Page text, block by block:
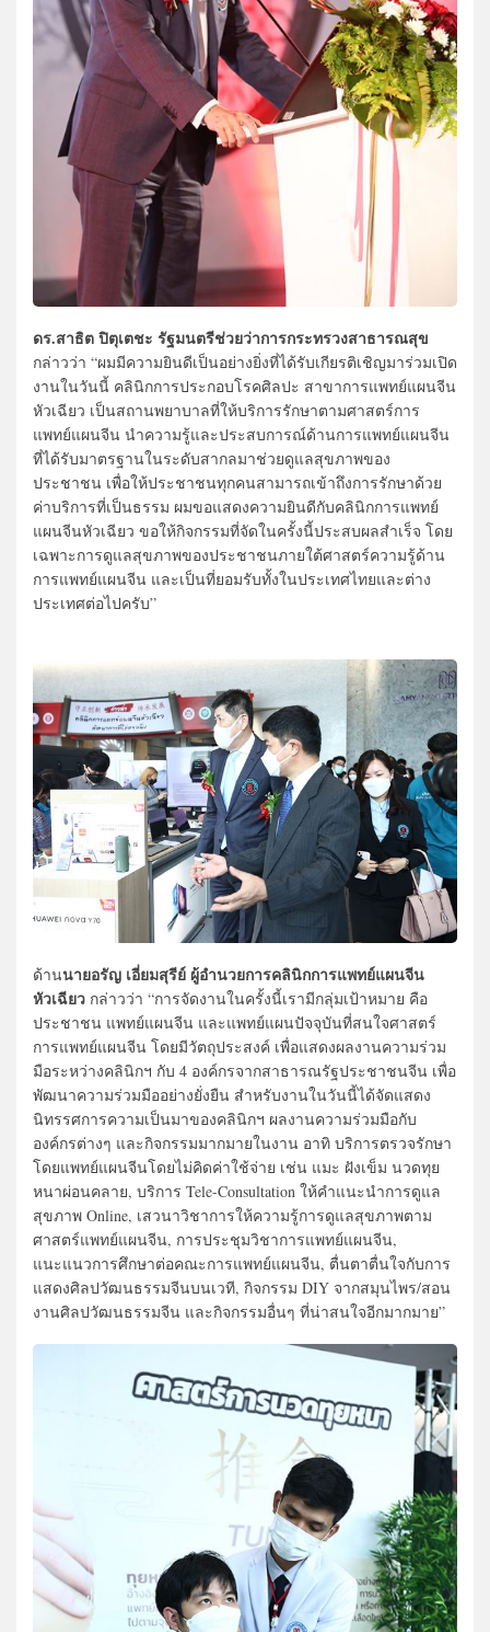
ดร.สาธิต ปิตุเตชะ รัฐมนตรีช่วยว่าการกระทรวงสาธารณสุข
กล่าวว่า “ผมมีความยินดีเป็นอย่างยิ่งที่ได้รับเกียรติเชิญมาร่วมเปิด
งานในวันนี้ คลินิกการประกอบโรคศิลปะ สาขาการแพทย์แผนจีน
หัวเฉียว เป็นสถานพยาบาลที่ให้บริการรักษาตามศาสตร์การ
แพทย์แผนจีน นำความรู้และประสบการณ์ด้านการแพทย์แผนจีน
ที่ได้รับมาตรฐานในระดับสากลมาช่วยดูแลสุขภาพของ
ประชาชน เพื่อให้ประชาชนทุกคนสามารถเข้าถึงการรักษาด้วย
ค่าบริการที่เป็นธรรม ผมขอแสดงความยินดีกับคลินิกการแพทย์
แผนจีนหัวเฉียว ขอให้กิจกรรมที่จัดในครั้งนี้ประสบผลสำเร็จ โดย
เฉพาะการดูแลสุขภาพของประชาชนภายใต้ศาสตร์ความรู้ด้าน
การแพทย์แผนจีน และเป็นที่ยอมรับทั้งในประเทศไทยและต่าง
ประเทศต่อไปครับ”
ด้านนายอรัญ เอี่ยมสุรีย์ ผู้อำนวยการคลินิกการแพทย์แผนจีน
หัวเฉียว กล่าวว่า “การจัดงานในครั้งนี้เรามีกลุ่มเป้าหมาย คือ
ประชาชน แพทย์แผนจีน และแพทย์แผนปัจจุบันที่สนใจศาสตร์
การแพทย์แผนจีน โดยมีวัตถุประสงค์ เพื่อแสดงผลงานความร่วม
มือระหว่างคลินิกฯ กับ 4 องค์กรจากสาธารณรัฐประชาชนจีน เพื่อ
พัฒนาความร่วมมืออย่างยั่งยืน สำหรับงานในวันนี้ได้จัดแสดง
นิทรรศการความเป็นมาของคลินิกฯ ผลงานความร่วมมือกับ
องค์กรต่างๆ และกิจกรรมมากมายในงาน อาทิ บริการตรวจรักษา
โดยแพทย์แผนจีนโดยไม่คิดค่าใช้จ่าย เช่น แมะ ฝังเข็ม นวดทุย
หนาผ่อนคลาย, บริการ Tele-Consultation ให้คำแนะนำการดูแล
สุขภาพ Online, เสวนาวิชาการให้ความรู้การดูแลสุขภาพตาม
ศาสตร์แพทย์แผนจีน, การประชุมวิชาการแพทย์แผนจีน,
แนะแนวการศึกษาต่อคณะการแพทย์แผนจีน, ตื่นตาตื่นใจกับการ
แสดงศิลปวัฒนธรรมจีนบนเวที, กิจกรรม DIY จากสมุนไพร/สอน
งานศิลปวัฒนธรรมจีน และกิจกรรมอื่นๆ ที่น่าสนใจอีกมากมาย”